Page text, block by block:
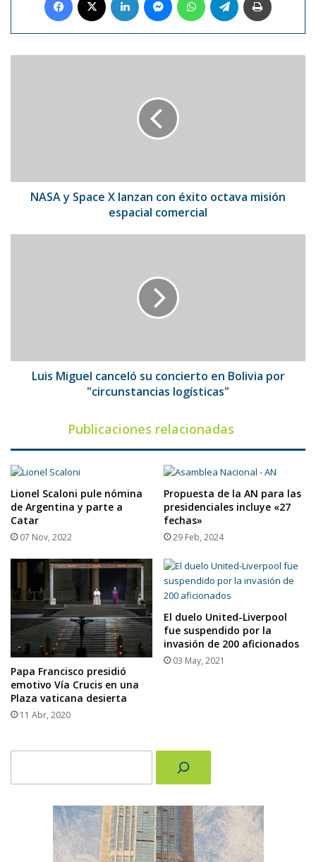
misión
espacialNASA y Space X lanzan con éxito octava misión
espacial comercial
"circunstancias
logísticas"
Luis Miguel canceló su concierto en Bolivia por
"circunstancias logísticas"
Publicaciones relacionadas
Lionel Scaloni pule nómina
de Argentina y parte a
Catar
07 Nov, 2022
Propuesta de la AN para las
presidenciales incluye «27
fechas»
29 Feb, 2024
Papa Francisco presidió
emotivo Vía Crucis en una
Plaza vaticana desierta
11 Abr, 2020
El duelo United-Liverpool
fue suspendido por la
invasión de 200 aficionados
03 May, 2021